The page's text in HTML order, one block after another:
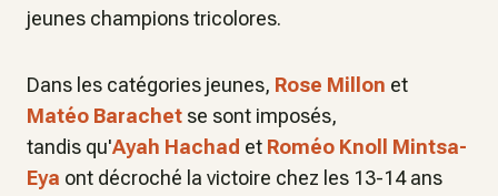
jeunes champions tricolores.
Dans les catégories jeunes, Rose Millon et
Matéo Barachet se sont imposés,
tandis qu'Ayah Hachad et Roméo Knoll Mintsa-
Eya ont décroché la victoire chez les 13-14 ans